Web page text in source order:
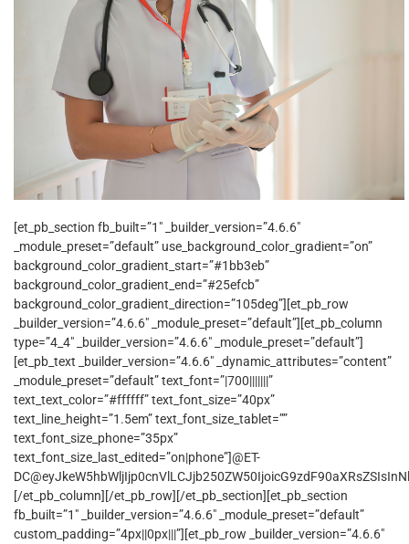
[et_pb_section fb_built=”1″ _builder_version=”4.6.6″
_module_preset=”default” use_background_color_gradient=”on”
background_color_gradient_start=”#1bb3eb”
background_color_gradient_end=”#25efcb”
background_color_gradient_direction=”105deg”][et_pb_row
_builder_version=”4.6.6″ _module_preset=”default”][et_pb_column
type=”4_4″ _builder_version=”4.6.6″ _module_preset=”default”]
[et_pb_text _builder_version=”4.6.6″ _dynamic_attributes=”content”
_module_preset=”default” text_font=”|700|||||||”
text_text_color=”#ffffff” text_font_size=”40px”
text_line_height=”1.5em” text_font_size_tablet=””
text_font_size_phone=”35px”
text_font_size_last_edited=”on|phone”]@ET-
[/et_pb_column][/et_pb_row][/et_pb_section][et_pb_section
fb_built=”1″ _builder_version=”4.6.6″ _module_preset=”default”
custom_padding=”4px||0px|||”][et_pb_row _builder_version=”4.6.6″